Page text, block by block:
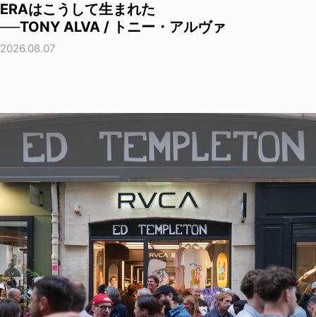
ERAはこうして生まれた
──TONY ALVA / トニー・アルヴァ
2026.08.07